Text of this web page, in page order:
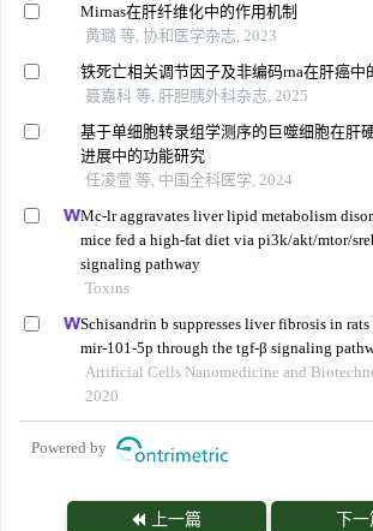
Mirnas在肝纤维化中的作用机制
黄璐 等, 协和医学杂志, 2023
铁死亡相关调节因子及非编码rna在肝癌中
聂嘉科 等, 肝胆胰外科杂志, 2025
基于单细胞转录组学测序的巨噬细胞在肝
进展中的功能研究
任凌萱 等, 中国全科医学, 2024
Mc-lr aggravates liver lipid metabolism
mice fed a high-fat diet via pi3k/akt/mtor/
signaling pathway
Toxins
Schisandrin b suppresses liver fibrosis in
mir-101-5p through the tgf-β signaling
Artificial Cells Nanomedicine and
2020
Powered by
上一篇 下一